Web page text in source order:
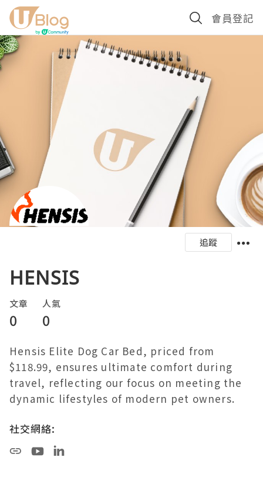
會員登記
追蹤
HENSIS
文章
0
人氣
0
Hensis Elite Dog Car Bed, priced from
$118.99, ensures ultimate comfort during
travel, reflecting our focus on meeting the
dynamic lifestyles of modern pet owners​​.
社交網絡: